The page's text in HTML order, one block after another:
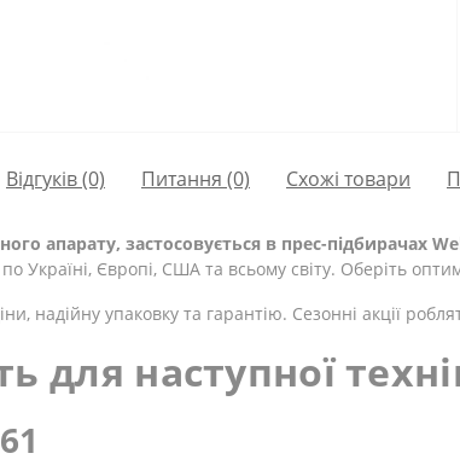
Відгуків (0) Питання (0) Схожі товари
апарату, застосовується в прес-підбирачах
Україні, Європі, США та всьому світу. Оберіть
надійну упаковку та гарантію. Сезонні акції
для наступної